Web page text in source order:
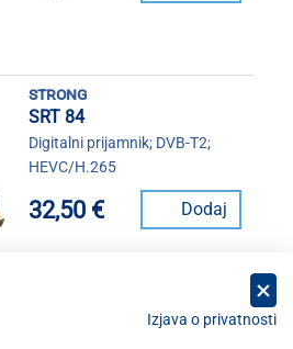
strong
SRT 84
Digitalni prijamnik; DVB-T2;
HEVC/H.265
32,50 € Dodaj
Izjava o privatnosti